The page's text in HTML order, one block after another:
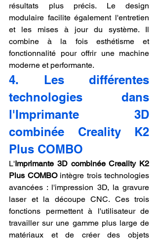
résultats plus précis. Le design
modulaire facilite également l'entretien
et les mises à jour du système. Il
combine à la fois esthétisme et
fonctionnalité pour offrir une machine
moderne et performante.
4. Les différentes
technologies dans
l'Imprimante 3D
combinée Creality K2
Plus COMBO
L'Imprimante 3D combinée Creality K2
Plus COMBO intègre trois technologies
avancées : l'impression 3D, la gravure
laser et la découpe CNC. Ces trois
fonctions permettent à l'utilisateur de
travailler sur une gamme plus large de
matériaux et de créer des objets